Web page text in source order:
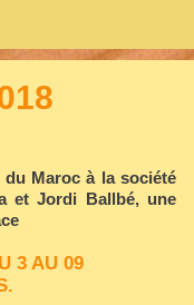
Maroc à la société
et Jordi Ballbé, une
3 AU 09